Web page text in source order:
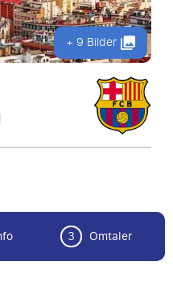
+ 9 Bilder
3 Omtaler